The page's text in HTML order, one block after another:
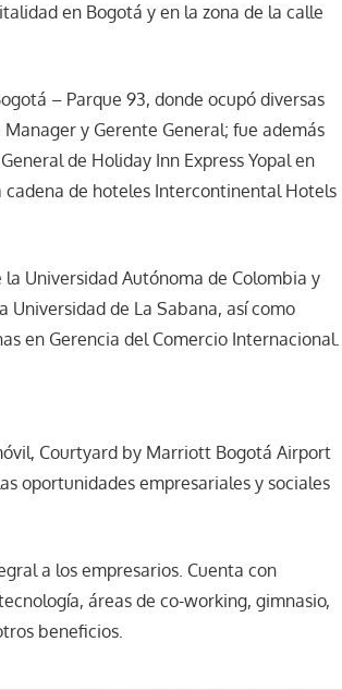
en Bogotá y en la zona de la calle
– Parque 93, donde ocupó diversas
y Gerente General; fue además
de Holiday Inn Express Yopal en
de hoteles Intercontinental Hotels
Universidad Autónoma de Colombia y
de La Sabana, así como
en Gerencia del Comercio Internacional.
Courtyard by Marriott Bogotá Airport
oportunidades empresariales y sociales
a los empresarios. Cuenta con
áreas de co-working, gimnasio,
beneficios.